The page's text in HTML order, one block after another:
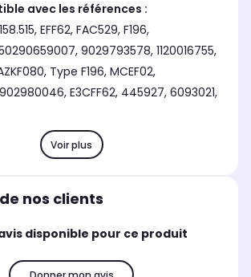
avec les références :
EFF62, FAC529, F196,
9029793578, 1120016755,
Type F196, MCEF02,
E3CFF62, 445927, 6093021,
Voir plus
nos clients
disponible pour ce produit